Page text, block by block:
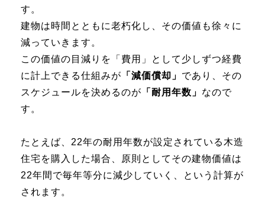
す。
建物は時間とともに老朽化し、その価値も徐々に
減っていきます。
この価値の目減りを「費用」として少しずつ経費
に計上できる仕組みが 「減価償却」 であり、その
スケジュールを決めるのが 「耐用年数」 なので
す。
たとえば、22年の耐用年数が設定されている木造
住宅を購入した場合、原則としてその建物価値は
22年間で毎年等分に減少していく、という計算が
されます。